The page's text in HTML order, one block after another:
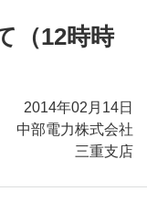
（12時時
2014年02月14日
中部電力株式会社
三重支店